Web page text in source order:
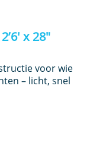
x 28″
voor wie
– licht, snel